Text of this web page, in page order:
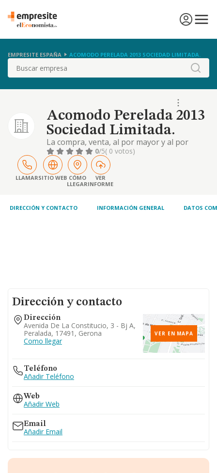
EMPRESITE ESPAÑA ACOMODO PERELADA 2013 SOCIEDAD LIMITADA.
Buscar
Acomodo Perelada 2013
Sociedad Limitada.
La compra, venta, al por mayor y al por
menor de todo tipo de artículos nuevos,
usados y antiguos, así como la restauración
y diseño de antigõedades
0/5( 0 votos)
LLAMARSITIO WEB CÓMO
LLEGAR
VER
INFORME
DIRECCIÓN Y CONTACTO INFORMACIÓN GENERAL DATOS
Dirección y contacto
Dirección
Avenida De La Constitucio, 3 - Bj A,
Peralada, 17491, Gerona
Como llegar
VER EN MAPA
Teléfono
Añadir Teléfono
Web
Añadir Web
Email
Añadir Email